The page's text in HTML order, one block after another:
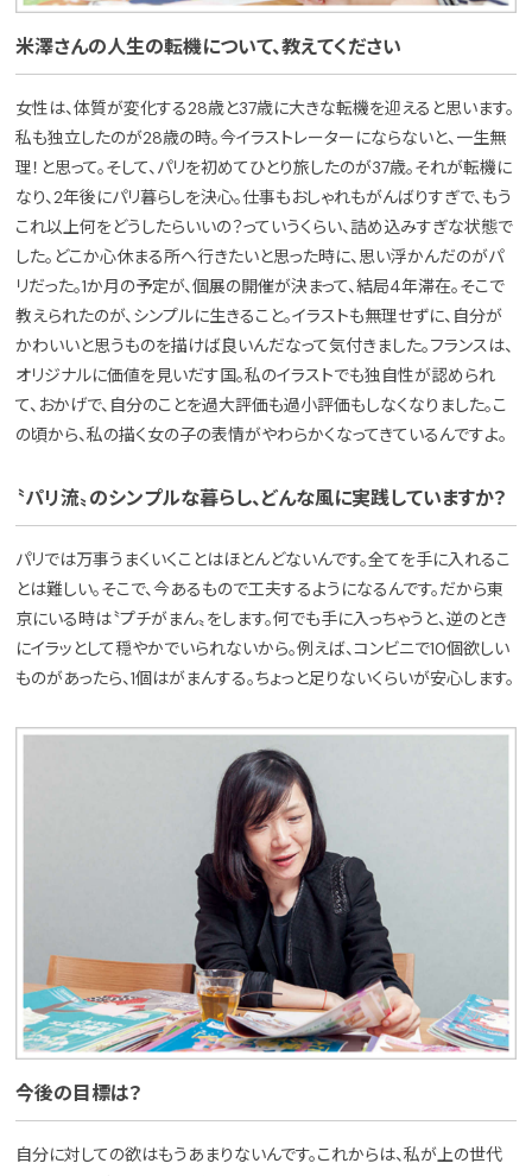
米澤さんの人生の転機について、教えてください
女性は、体質が変化する28歳と37歳に大きな転機を迎えると思います。
私も独立したのが28歳の時。今イラストレーターにならないと、一生無
理！と思って。そして、パリを初めてひとり旅したのが37歳。それが転機に
なり、2年後にパリ暮らしを決心。仕事もおしゃれもがんばりすぎで、もう
これ以上何をどうしたらいいの？っていうくらい、詰め込みすぎな状態で
した。どこか心休まる所へ行きたいと思った時に、思い浮かんだのがパ
リだった。1か月の予定が、個展の開催が決まって、結局4年滞在。そこで
教えられたのが、シンプルに生きること。イラストも無理せずに、自分が
かわいいと思うものを描けば良いんだなって気付きました。フランスは、
オリジナルに価値を見いだす国。私のイラストでも独自性が認められ
て、おかげで、自分のことを過大評価も過小評価もしなくなりました。こ
の頃から、私の描く女の子の表情がやわらかくなってきているんですよ。
〝パリ流〟のシンプルな暮らし、どんな風に実践していますか？
パリでは万事うまくいくことはほとんどないんです。全てを手に入れるこ
とは難しい。そこで、今あるもので工夫するようになるんです。だから東
京にいる時は〝プチがまん〟をします。何でも手に入っちゃうと、逆のとき
にイラッとして穏やかでいられないから。例えば、コンビニで10個欲しい
ものがあったら、1個はがまんする。ちょっと足りないくらいが安心します。
今後の目標は？
自分に対しての欲はもうあまりないんです。これからは、私が上の世代